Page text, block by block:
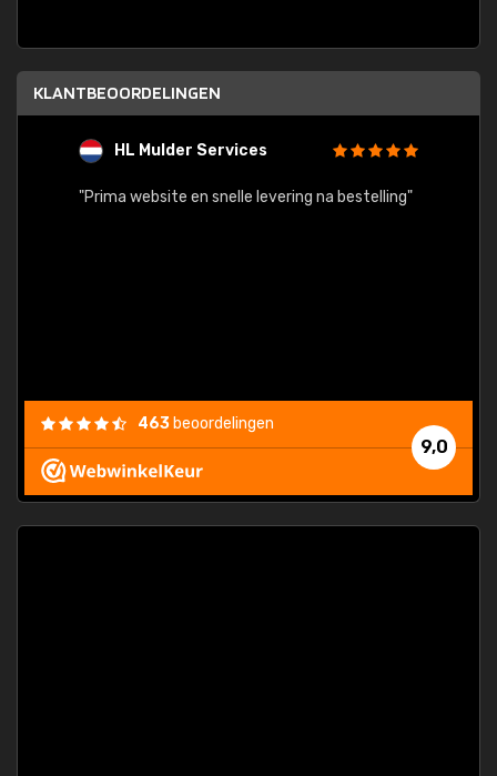
KLANTBEOORDELINGEN
HL Mulder Services
"Prima website en snelle levering na bestelling"
9,0
463 beoordelingen